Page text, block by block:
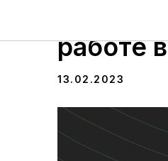
На
работе
13.02.2023